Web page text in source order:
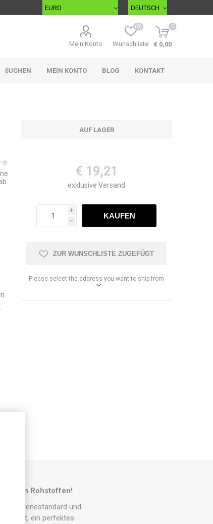
Mein Konto Wunschliste
(0) 0
€ 0,00
SUCHEN MEIN KONTO BLOG KONTAKT
AUF LAGER
€ 19,21
exklusiveVersand
i
h
ZUR WUNSCHLISTE ZUGEFÜGT
Please select the address you want to ship from
Rohstoffen!
Hygienestandard und
ein perfektes